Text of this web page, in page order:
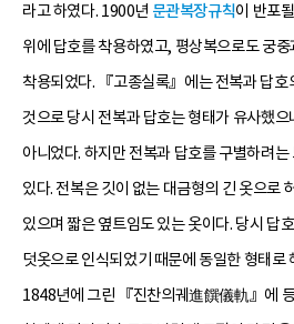
라고 하였다. 1900년 문관복장규칙이 반포
위에 답호를 착용하였고, 평상복으로도 궁중
착용되었다. 『고종실록』에는 전복과 답호
것으로 당시 전복과 답호는 형태가 유사했
아니었다. 하지만 전복과 답호를 구별하려
있다. 전복은 깃이 없는 대금형의 긴 옷으로
있으며 짧은 옆트임도 있는 옷이다. 당시 답
덧옷으로 인식되었기 때문에 동일한 형태로
1848년에 그린 『진찬의궤進饌儀軌』에